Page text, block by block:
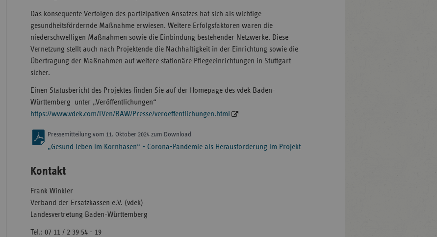
Das konsequente Verfolgen des partizipativen Ansatzes hat sich als wichtige
gesundheitsfördernde Maßnahme erwiesen. Weitere Erfolgsfaktoren waren die
niederschwelligen Maßnahmen sowie die Einbindung bestehender Netzwerke. Diese
Vernetzung stellt auch nach Projektende die Nachhaltigkeit in der Einrichtung sowie die
Übertragung der Maßnahmen auf weitere stationäre Pflegeeinrichtungen in Stuttgart
sicher.
Einen Statusbericht des Projektes finden Sie auf der Homepage des vdek Baden-
Württemberg unter „Veröffentlichungen“
https://www.vdek.com/LVen/BAW/Presse/veroeffentlichungen.html
Pressemitteilung vom 11. Oktober 2024 zum Download
„Gesund leben im Kornhasen“ - Corona-Pandemie als Herausforderung im Projekt
Kontakt
Frank Winkler
Verband der Ersatzkassen e.V. (vdek)
Landesvertretung Baden-Württemberg
Tel.: 07 11 / 2 39 54 - 19